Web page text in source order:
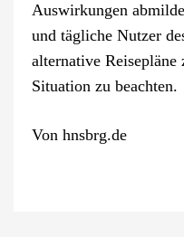
Auswirkungen
und tägliche Nutzer
alternative
Situation zu beachten.
Von hnsbrg.de